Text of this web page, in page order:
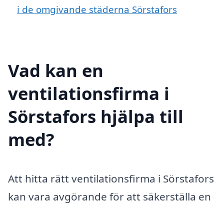
i de omgivande städerna Sörstafors
Vad kan en
ventilationsfirma i
Sörstafors hjälpa till
med?
Att hitta rätt ventilationsfirma i Sörstafors
kan vara avgörande för att säkerställa en